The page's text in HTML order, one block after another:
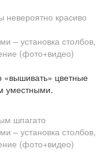
невероятно красиво
«вышивать» цветные
уместными.
шпагато